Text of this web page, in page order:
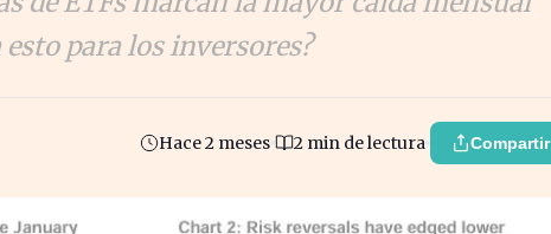
esto para los inversores?
Hace 2 meses 2 min de lectura Compartir